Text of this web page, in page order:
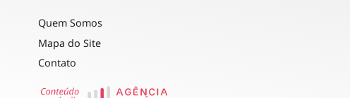
Quem Somos
Mapa do Site
Contato